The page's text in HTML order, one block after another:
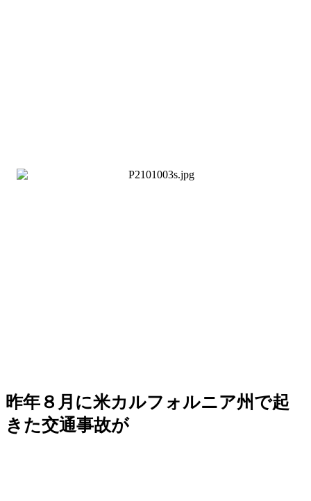
昨年８月に米カルフォルニア州で起
きた交通事故が